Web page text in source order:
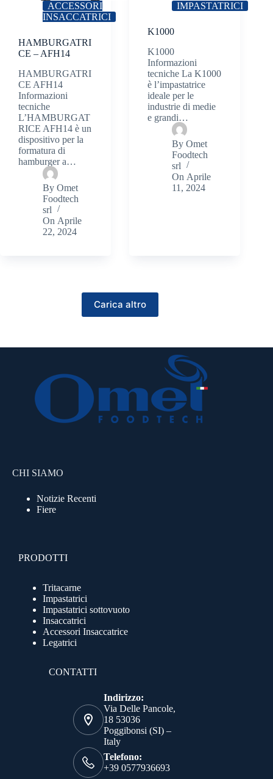
ACCESSORI
INSACCATRICI
HAMBURGATRI
CE – AFH14
HAMBURGATRI
CE AFH14
Informazioni
tecniche
L’HAMBURGAT
RICE AFH14 è un
dispositivo per la
formatura di
hamburger a…
By Omet
Foodtech
srl
On Aprile
22, 2024
IMPASTATRICI
K1000
K1000
Informazioni
tecniche La K1000
è l’impastatrice
ideale per le
industrie di medie
e grandi…
By Omet
Foodtech
srl
On Aprile
11, 2024
Carica altro
CHI SIAMO
Notizie Recenti
Fiere
PRODOTTI
Tritacarne
Impastatrici
Impastatrici sottovuoto
Insaccatrici
Accessori Insaccatrice
Legatrici
CONTATTI
Indirizzo:
Via Delle Pancole,
18 53036
Poggibonsi (SI) –
Italy
Telefono:
+39 0577936693